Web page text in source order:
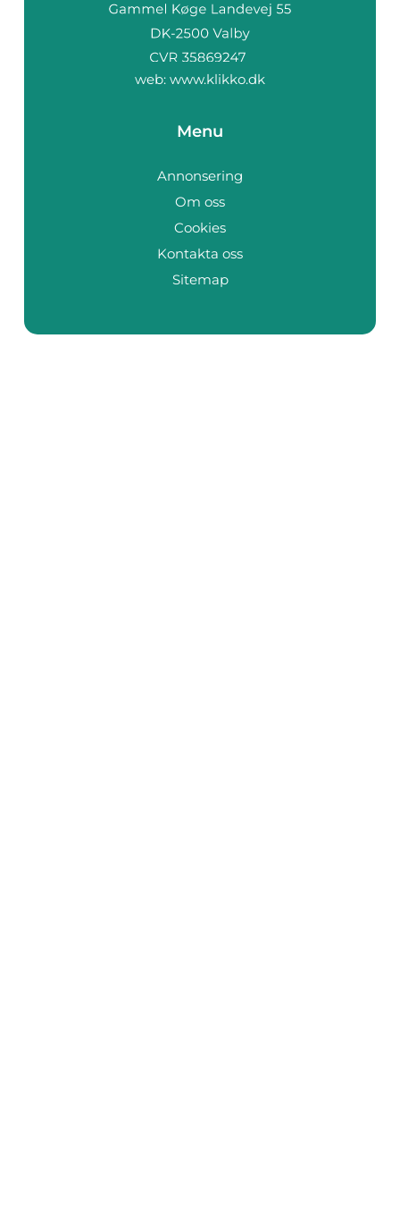
web: www.klikko.dk
Menu
Annonsering
Om oss
Cookies
Kontakta oss
Sitemap